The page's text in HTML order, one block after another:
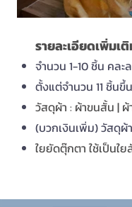
รายละเอียดเพิ่มเติ
จำนวน 1-10 ชิ้น คละ
ตั้งแต่จำนวน 11 ชิ้น
วัสดุผ้า : ผ้าขนสั้น | ผ้
(บวกเงินเพิ่ม) วัสดุผ้
ใยยัดตุ๊กตา ใช้เป็นใย